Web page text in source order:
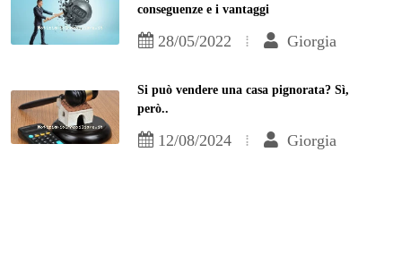
conseguenze e i vantaggi
28/05/2022 Giorgia
Si può vendere una casa pignorata? Sì,
però..
12/08/2024 Giorgia